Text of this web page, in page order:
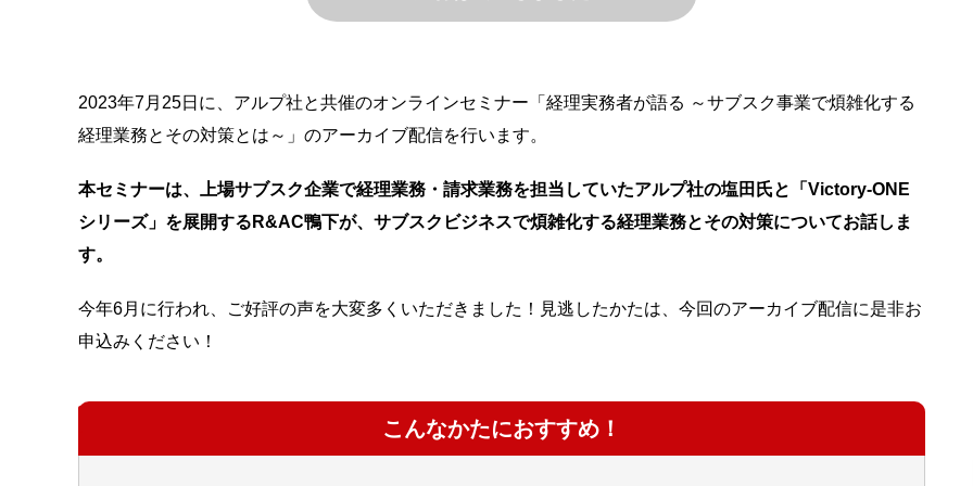
2023年7月25日に、アルプ社と共催のオンラインセミナー「経理実務者が語る ～サブスク事業で煩雑化する
経理業務とその対策とは～」のアーカイブ配信を行います。
本セミナーは、上場サブスク企業で経理業務・請求業務を担当していたアルプ社の塩田氏と「Victory-ONE
シリーズ」を展開するR&AC鴨下が、サブスクビジネスで煩雑化する経理業務とその対策についてお話しま
す。
今年6月に行われ、ご好評の声を大変多くいただきました！見逃したかたは、今回のアーカイブ配信に是非お
申込みください！
こんなかたにおすすめ！